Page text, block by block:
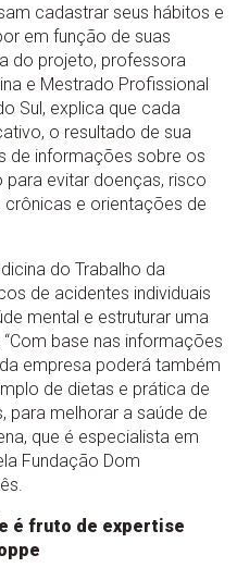
cadastrar seus hábitos e
em função de suas
do projeto, professora
e Mestrado Profissional
Sul, explica que cada
o resultado de sua
de informações sobre os
evitar doenças, risco
e orientações de
do Trabalho da
de acidentes individuais
mental e estruturar uma
base nas informações
empresa poderá também
de dietas e prática de
para melhorar a saúde de
que é especialista em
Fundação Dom
é fruto de expertise